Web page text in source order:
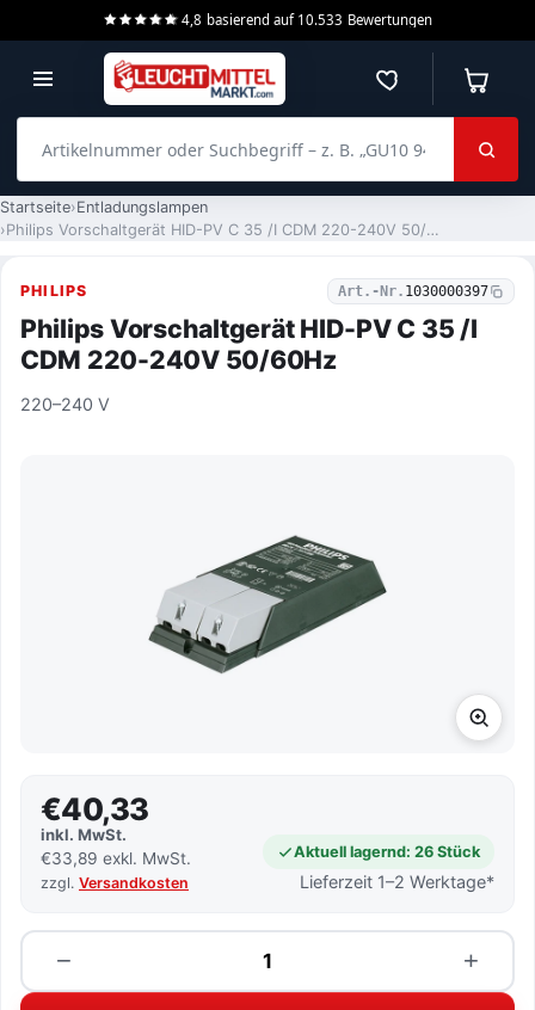
4,8 basierend auf 10.533 Bewertungen
Merkzettel
Startseite Entladungslampen
Philips Vorschaltgerät HID-PV C 35 /I CDM 220-240V 50/60Hz
PHILIPS Art.-Nr. 1030000397
Philips Vorschaltgerät HID-PV C 35 /I
CDM 220-240V 50/60Hz
220–240 V
€40,33
inkl. MwSt.
€33,89 exkl. MwSt.
zzgl. Versandkosten
Aktuell lagernd: 26 Stück
Lieferzeit 1–2 Werktage*
−
Menge +